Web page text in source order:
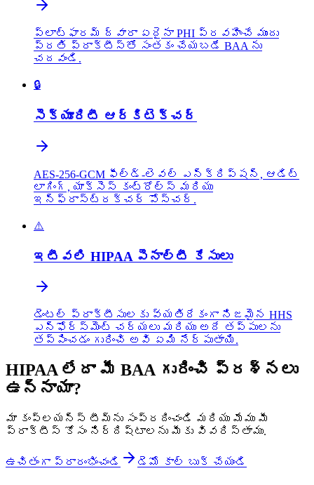
ప్లాట్‌ఫారమ్ ద్వారా ఏదైనా PHI ప్రవహించే ముందు
ప్రతి ప్రాక్టీస్‌తో సంతకం చేయబడే BAA ను
చదవండి.
🔒
సెక్యూరిటీ ఆర్కిటెక్చర్
AES-256-GCM ఫీల్డ్-లెవల్ ఎన్‌క్రిప్షన్, ఆడిట్
లాగింగ్, యాక్సెస్ కంట్రోల్స్ మరియు
ఇన్‌ఫ్రాస్ట్రక్చర్ పోస్చర్.
⚠️
ఇటీవలి HIPAA పెనాల్టీ కేసులు
డెంటల్ ప్రాక్టీసులకు వ్యతిరేకంగా నిజమైన HHS
ఎన్‌ఫోర్స్‌మెంట్ చర్యలు మరియు అదే తప్పులను
తప్పించడం గురించి అవి ఏమి నేర్పుతాయి.
HIPAA లేదా మీ BAA గురించి ప్రశ్నలు
ఉన్నాయా?
మా కంప్లయన్స్ టీమ్‌ను సంప్రదించండి మరియు మేము మీ
ప్రాక్టీస్ కోసం నిర్దిష్టాలను మీకు వివరిస్తాము.
ఉచితంగా ప్రారంభించండి డెమో కాల్ బుక్ చేయండి